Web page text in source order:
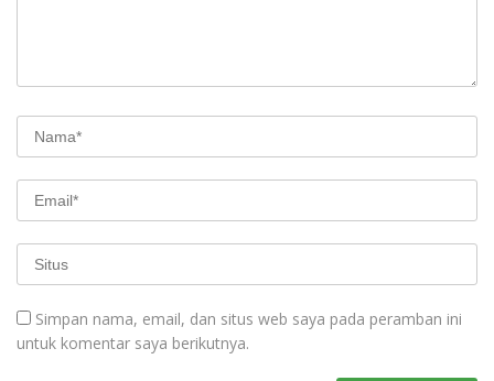
Simpan nama, email, dan situs web saya pada peramban ini
untuk komentar saya berikutnya.